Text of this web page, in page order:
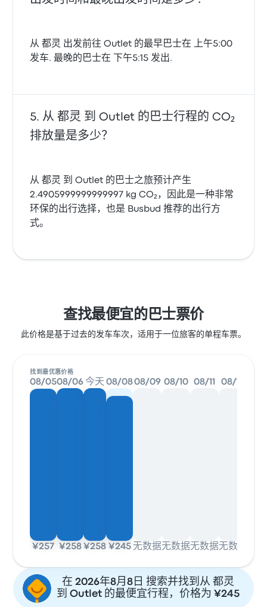
从 都灵 出发前往 Outlet 的最早巴士在 上午5:00
发车. 最晚的巴士在 下午5:15 发出.
从 都灵 到 Outlet 的巴士行程的 CO₂
排放量是多少？
从 都灵 到 Outlet 的巴士之旅预计产生
2.4905999999999997 kg CO₂，因此是一种非常
环保的出行选择，也是 Busbud 推荐的出行方
式。
查找最便宜的巴士票价
此价格是基于过去的发车车次，适用于一位旅客的单程车票。
找到最优惠价格
08/05
¥257
08/06
¥258
今天
¥258
08/08
¥245
08/09
无数据
08/10
无数据
08/11
无数据
08/12
无数据
在 2026年8月8日 搜索并找到从 都灵
到 Outlet 的最便宜行程，价格为 ¥245